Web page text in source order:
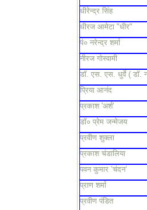
धीरेन्द्र सिंह
धीरज आमेटा "धीर"
पं० नरेन्द्र शर्मा
नीरज गोस्वामी
डॉ. एस. एस. धुर्वे ( डॉ.
प्रिया आनंद
प्रकाश 'अर्श'
डॉ० प्रेम जन्मेजय
प्रवीण शुक्ला
प्रकाश चंडालिया
पवन कुमार ’चंदन’
प्राण शर्मा
प्रवीण पंडित